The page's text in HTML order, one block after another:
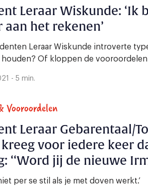
Leraar Wiskunde: ‘Ik
aan het rekenen’
Leraar Wiskunde introverte
houden? Of kloppen de
- 5 min.
Vooroordelen
Leraar Gebarentaal/
voor iedere keer
‘‘Word jij de nieuwe
per se stil als je met doven werkt.’